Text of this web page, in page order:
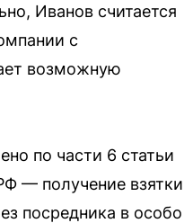
Иванов считается
с
возможную
по части 6 статьи
— получение взятки
посредника в особо